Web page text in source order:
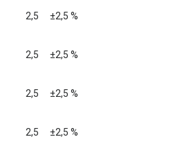
2,5 ±2,5 %
2,5 ±2,5 %
2,5 ±2,5 %
2,5 ±2,5 %